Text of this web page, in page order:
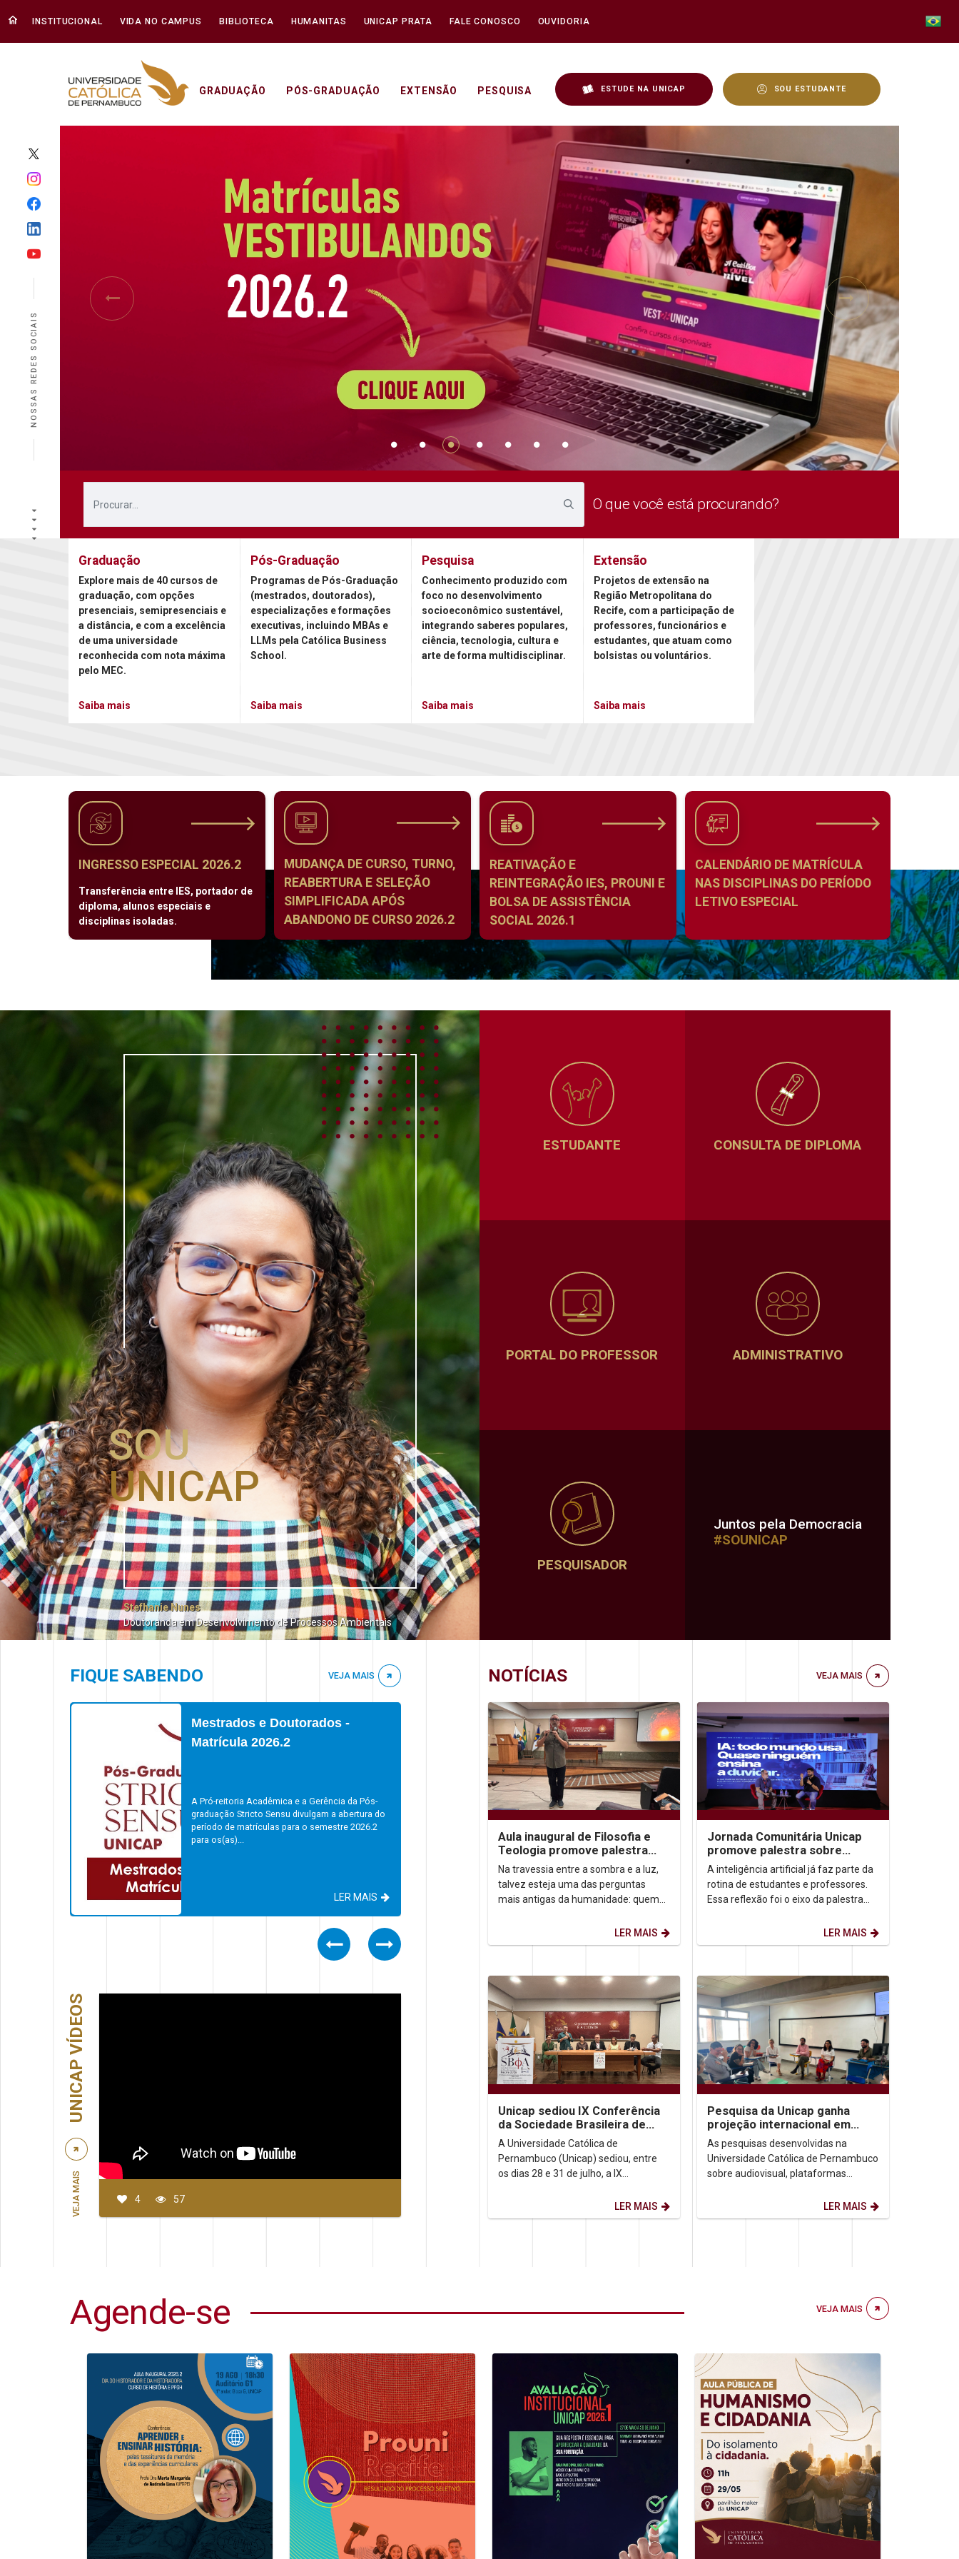
INSTITUCIONAL VIDA NO CAMPUS BIBLIOTECA HUMANITAS UNICAP PRATA FALE CONOSCO OUVIDORIA
GRADUAÇÃO PÓS-GRADUAÇÃO EXTENSÃO PESQUISA ESTUDE NA UNICAP SOU ESTUDANTE
Início - Unicap
NOSSAS REDES SOCIAIS
Previous Next
O que você está procurando?
Graduação
Explore mais de 40 cursos de
graduação, com opções
presenciais, semipresenciais e
a distância, e com a excelência
de uma universidade
reconhecida com nota máxima
pelo MEC.
Saiba mais
Pós-Graduação
Programas de Pós-Graduação
(mestrados, doutorados),
especializações e formações
executivas, incluindo MBAs e
LLMs pela Católica Business
School.
Saiba mais
Pesquisa
Conhecimento produzido com
foco no desenvolvimento
socioeconômico sustentável,
integrando saberes populares,
ciência, tecnologia, cultura e
arte de forma multidisciplinar.
Saiba mais
Extensão
Projetos de extensão na
Região Metropolitana do
Recife, com a participação de
professores, funcionários e
estudantes, que atuam como
bolsistas ou voluntários.
Saiba mais
INGRESSO ESPECIAL 2026.2
Transferência entre IES, portador de
diploma, alunos especiais e
disciplinas isoladas.
MUDANÇA DE CURSO, TURNO,
REABERTURA E SELEÇÃO
SIMPLIFICADA APÓS
ABANDONO DE CURSO 2026.2
REATIVAÇÃO E
REINTEGRAÇÃO IES, PROUNI E
BOLSA DE ASSISTÊNCIA
SOCIAL 2026.1
CALENDÁRIO DE MATRÍCULA
NAS DISCIPLINAS DO PERÍODO
LETIVO ESPECIAL
SOU
UNICAP
Stefhanie Nunes
Doutoranda em Desenvolvimento de Processos Ambientais
ESTUDANTE CONSULTA DE DIPLOMA
PORTAL DO PROFESSOR ADMINISTRATIVO
PESQUISADOR
Juntos pela Democracia
#SOUNICAP
FIQUE SABENDO VEJA MAIS
Mestrados e Doutorados -
Matrícula 2026.2
A Pró-reitoria Acadêmica e a Gerência da Pós-
graduação Stricto Sensu divulgam a abertura do
período de matrículas para o semestre 2026.2
para os(as)...
LER MAIS
Previous
Next
UNICAP VÍDEOS
VEJA MAIS 4 57
NOTÍCIAS VEJA MAIS
Aula inaugural de Filosofia e
Teologia promove palestra
sobre autoconhecimento
Na travessia entre a sombra e a luz,
talvez esteja uma das perguntas
mais antigas da humanidade: quem
LER MAIS
Jornada Comunitária Unicap
promove palestra sobre
aprendizagem com uso de IA
A inteligência artificial já faz parte da
rotina de estudantes e professores.
Essa reflexão foi o eixo da palestra
LER MAIS
Unicap sediou IX Conferência
da Sociedade Brasileira de
Filosofia Analítica
A Universidade Católica de
Pernambuco (Unicap) sediou, entre
os dias 28 e 31 de julho, a IX
LER MAIS
Pesquisa da Unicap ganha
projeção internacional em
congressos no Brasil e no
México
As pesquisas desenvolvidas na
Universidade Católica de Pernambuco
sobre audiovisual, plataformas
destaque em dois importantes...
LER MAIS
Agende-se VEJA MAIS